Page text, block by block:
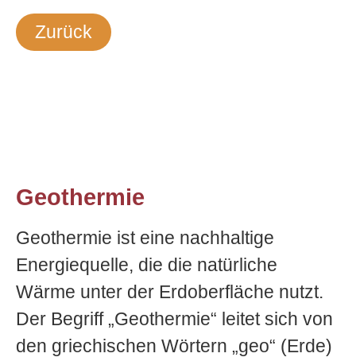
Zurück
Geothermie
Geothermie ist eine nachhaltige
Energiequelle, die die natürliche
Wärme unter der Erdoberfläche nutzt.
Der Begriff „Geothermie“ leitet sich von
den griechischen Wörtern „geo“ (Erde)